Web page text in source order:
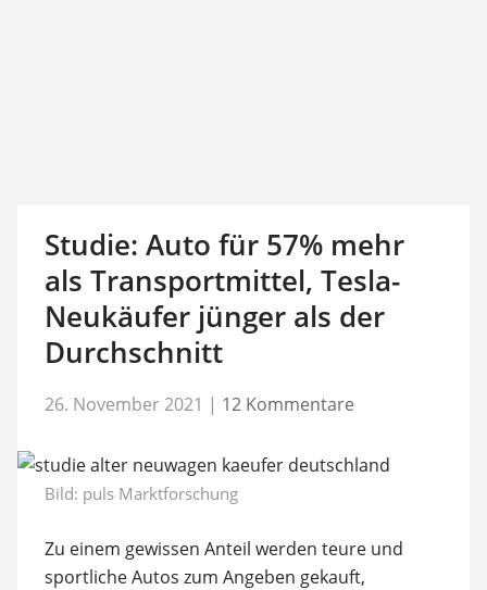
Studie: Auto für 57% mehr
als Transportmittel, Tesla-
Neukäufer jünger als der
Durchschnitt
26. November 2021 | 12 Kommentare
Bild: puls Marktforschung
Zu einem gewissen Anteil werden teure und
sportliche Autos zum Angeben gekauft,